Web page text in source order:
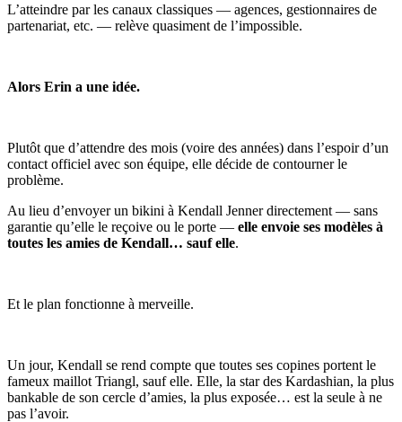
L’atteindre par les canaux classiques — agences, gestionnaires de
partenariat, etc. — relève quasiment de l’impossible.
Alors Erin a une idée.
Plutôt que d’attendre des mois (voire des années) dans l’espoir d’un
contact officiel avec son équipe, elle décide de contourner le
problème.
Au lieu d’envoyer un bikini à Kendall Jenner directement — sans
garantie qu’elle le reçoive ou le porte — elle envoie ses modèles à
toutes les amies de Kendall… sauf elle.
Et le plan fonctionne à merveille.
Un jour, Kendall se rend compte que toutes ses copines portent le
fameux maillot Triangl, sauf elle. Elle, la star des Kardashian, la plus
bankable de son cercle d’amies, la plus exposée… est la seule à ne
pas l’avoir.